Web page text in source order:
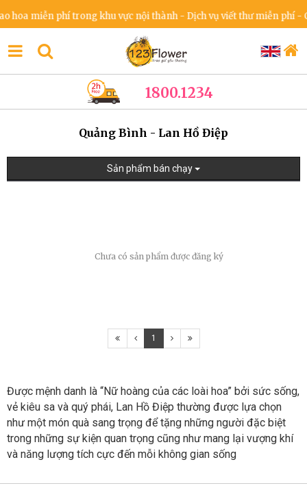
miễn phí trong khu vực nội thành - Dịch vụ viết thư miễn phí -
1800.1234
Quảng Bình - Lan Hồ Điệp
Sản phẩm bán chạy
Chưa có sản phẩm được đăng ký
1
Được mệnh danh là “Nữ hoàng của các loài hoa” bởi sức sống,
vẻ kiêu sa và quý phái, Lan Hồ Điệp thường được lựa chọn
như một món quà sang trọng để tặng những người đặc biệt
trong những sự kiện quan trọng cũng như mang lại vượng khí
và năng lượng tích cực đến mỗi không gian sống